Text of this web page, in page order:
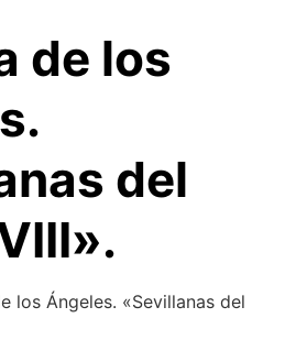
de los
del
los Ángeles. «Sevillanas del